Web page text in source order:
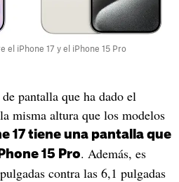
el iPhone 17 y el iPhone 15 Pro
pantalla que ha dado el
misma altura que los modelos
17 tiene una pantalla que
15 Pro. Además, es
contra las 6,1 pulgadas